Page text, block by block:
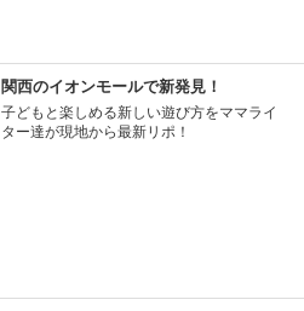
関西のイオンモールで新発見！
子どもと楽しめる新しい遊び方をママライ
ター達が現地から最新リポ！